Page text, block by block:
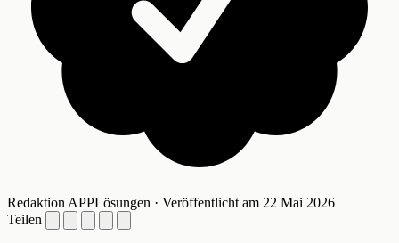
Redaktion APPLösungen · Veröffentlicht am 22 Mai 2026
Teilen